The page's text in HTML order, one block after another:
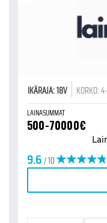
IKÄRAJA: 18V KORKO:
LAINASUMMAT
500-70000€
9.6/ 10